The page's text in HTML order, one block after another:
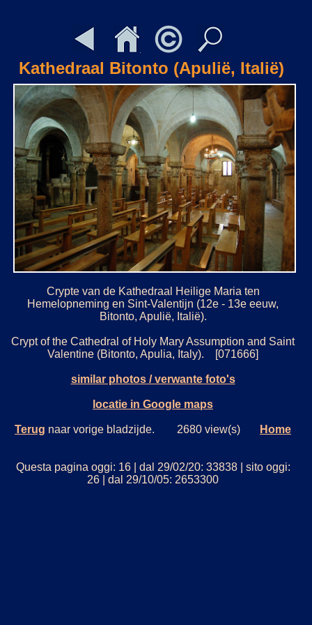
Kathedraal Bitonto (Apulië, Italië)
Crypte van de Kathedraal Heilige Maria ten
Hemelopneming en Sint-Valentijn (12e - 13e eeuw,
Bitonto, Apulië, Italië).
Crypt of the Cathedral of Holy Mary Assumption and Saint
Valentine (Bitonto, Apulia, Italy). [071666]
similar photos / verwante foto's
locatie in Google maps
Terug naar vorige bladzijde. 2680 view(s) Home
Questa pagina oggi: 16 | dal 29/02/20: 33838 | sito oggi:
26 | dal 29/10/05: 2653300